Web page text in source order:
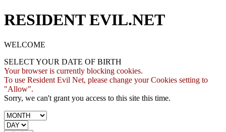
RESIDENT EVIL.NET
WELCOME
SELECT YOUR DATE OF BIRTH
Your browser is currently blocking cookies.
To use Resident Evil Net, please change your Cookies setting to
"Allow".
Sorry, we can't grant you access to this site this time.